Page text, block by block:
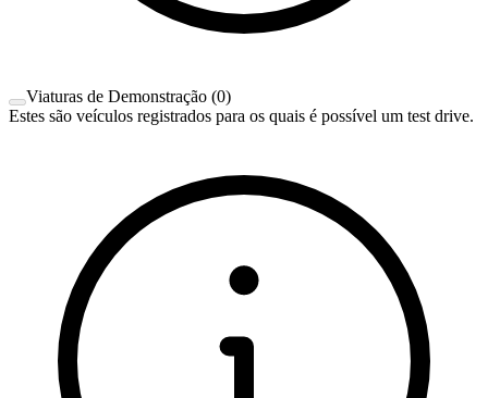
Viaturas de Demonstração (0)
Estes são veículos registrados para os quais é possível um test drive.